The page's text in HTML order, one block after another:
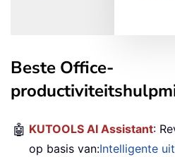
Beste Office-
🤖 KUTOOLS AI Assistant:
op basis van:Intelligente